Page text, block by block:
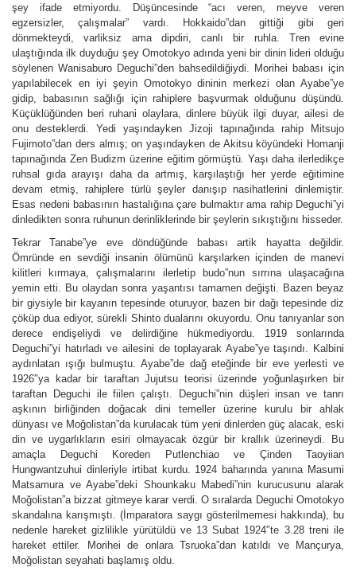
şey ifade etmiyordu. Düşüncesinde “acı veren, meyve veren
egzersizler, çalışmalar” vardı. Hokkaido”dan gittiği gibi geri
dönmekteydi, varliksiz ama dipdiri, canlı bir ruhla. Tren evine
ulaştığında ilk duyduğu şey Omotokyo adında yeni bir dinin lideri olduğu
söylenen Wanisaburo Deguchi”den bahsedildiğiydi. Morihei babası için
yapılabilecek en iyi şeyin Omotokyo dininin merkezi olan Ayabe”ye
gidip, babasının sağlığı için rahiplere başvurmak olduğunu düşündü.
Küçüklüğünden beri ruhani olaylara, dinlere büyük ilgi duyar, ailesi de
onu desteklerdi. Yedi yaşındayken Jizoji tapınağında rahip Mitsujo
Fujimoto”dan ders almış; on yaşındayken de Akitsu köyündeki Homanji
tapınağında Zen Budizm üzerine eğitim görmüştü. Yaşı daha ilerledikçe
ruhsal gıda arayışı daha da artmış, karşılaştığı her yerde eğitimine
devam etmiş, rahiplere türlü şeyler danışıp nasihatlerini dinlemiştir.
Esas nedeni babasının hastalığına çare bulmaktır ama rahip Deguchi”yi
dinledikten sonra ruhunun derinliklerinde bir şeylerin sıkıştığını hisseder.
Tekrar Tanabe”ye eve döndüğünde babası artik hayatta değildir.
Ömründe en sevdiği insanin ölümünü karşılarken içinden de manevi
kilitleri kırmaya, çalışmalarını ilerletip budo”nun sırrına ulaşacağına
yemin etti. Bu olaydan sonra yaşantısı tamamen değişti. Bazen beyaz
bir giysiyle bir kayanın tepesinde oturuyor, bazen bir dağı tepesinde diz
çöküp dua ediyor, sürekli Shinto dualarını okuyordu. Onu tanıyanlar son
derece endişeliydi ve delirdiğine hükmediyordu. 1919 sonlarında
Deguchi”yi hatırladı ve ailesini de toplayarak Ayabe”ye taşındı. Kalbini
aydınlatan ışığı bulmuştu. Ayabe”de dağ eteğinde bir eve yerlesti ve
1926″ya kadar bir taraftan Jujutsu teorisi üzerinde yoğunlaşırken bir
taraftan Deguchi ile fiilen çalıştı. Deguchi”nin düşleri insan ve tanrı
aşkının birliğinden doğacak dini temeller üzerine kurulu bir ahlak
dünyası ve Moğolistan”da kurulacak tüm yeni dinlerden güç alacak, eski
din ve uygarlıkların esiri olmayacak özgür bir krallık üzerineydi. Bu
amaçla Deguchi Koreden Putlenchiao ve Çinden Taoyiian
Hungwantzuhui dinleriyle irtibat kurdu. 1924 baharında yanına Masumi
Matsamura ve Ayabe”deki Shounkaku Mabedi”nin kurucusunu alarak
Moğolistan”a bizzat gitmeye karar verdi. O sıralarda Deguchi Omotokyo
skandalına karışmıştı. (İmparatora saygı gösterilmemesi hakkında), bu
nedenle hareket gizlilikle yürütüldü ve 13 Subat 1924″te 3.28 treni ile
hareket ettiler. Morihei de onlara Tsruoka”dan katıldı ve Mançurya,
Moğolistan seyahati başlamış oldu.